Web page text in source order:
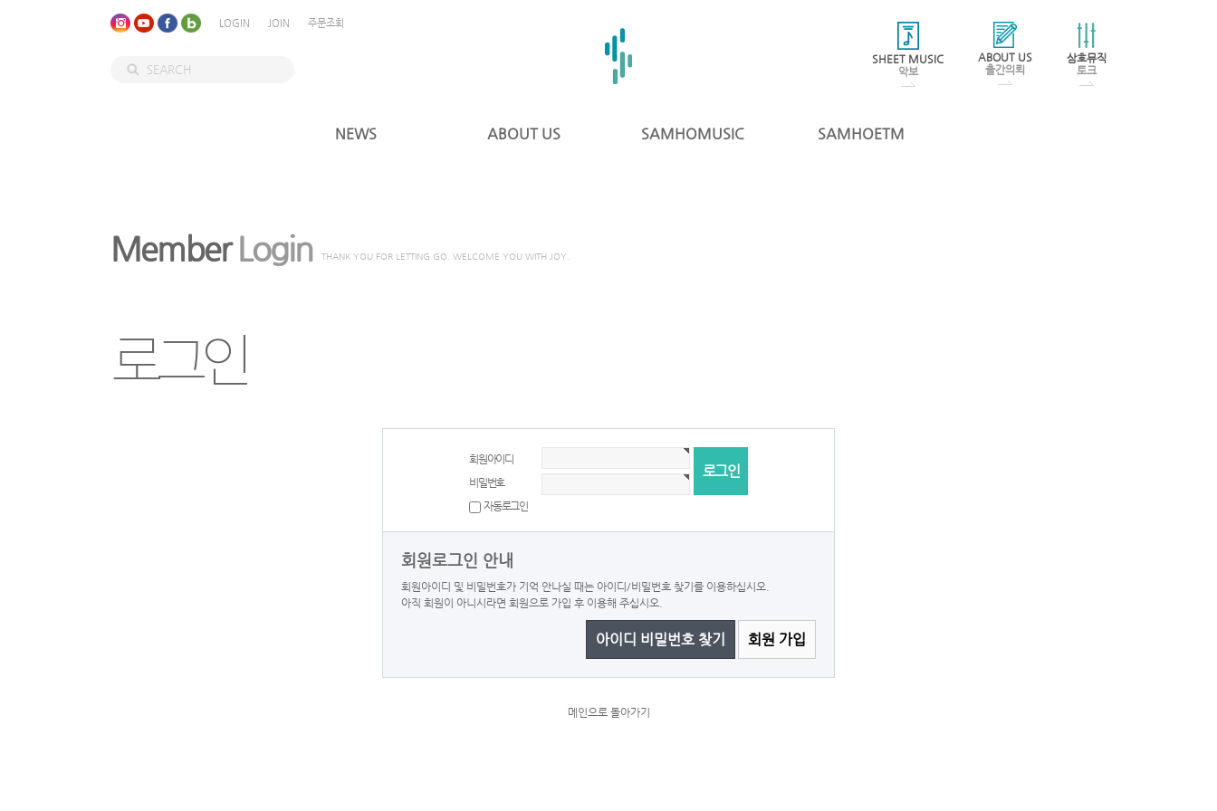
LOGIN JOIN 주문조회
SHEET MUSIC
악보
ABOUT US
출간의뢰
삼호뮤직
토크
NEWS ABOUT US SAMHOMUSIC SAMHOETM
MemberLogin THANK YOU FOR LETTING GO. WELCOME YOU WITH JOY.
로그인
회원아이디
비밀번호
자동로그인
회원로그인 안내
회원아이디 및 비밀번호가 기억 안나실 때는 아이디/비밀번호 찾기를 이용하십시오.
아직 회원이 아니시라면 회원으로 가입 후 이용해 주십시오.
아이디 비밀번호 찾기 회원 가입
메인으로 돌아가기